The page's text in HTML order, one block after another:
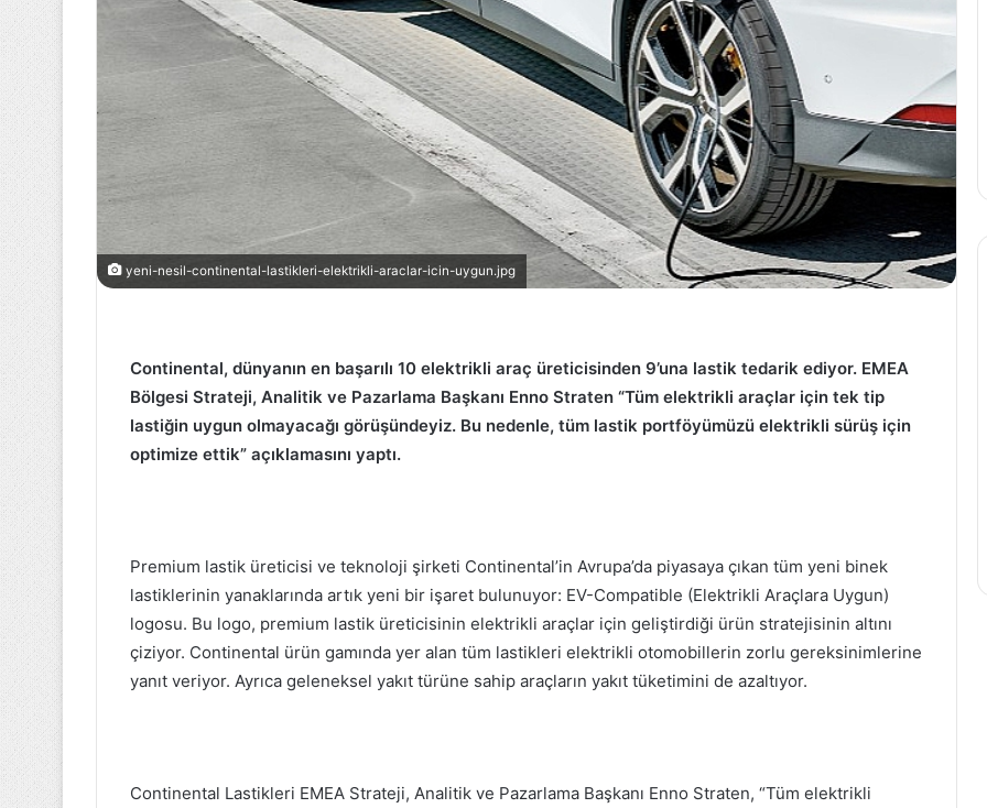
yeni-nesil-continental-lastikleri-elektrikli-araclar-icin-uygun.jpg
Continental, dünyanın en başarılı 10 elektrikli araç üreticisinden 9’una lastik tedarik ediyor. EMEA
Bölgesi Strateji, Analitik ve Pazarlama Başkanı Enno Straten “Tüm elektrikli araçlar için tek tip
lastiğin uygun olmayacağı görüşündeyiz. Bu nedenle, tüm lastik portföyümüzü elektrikli sürüş için
optimize ettik” açıklamasını yaptı.
Premium lastik üreticisi ve teknoloji şirketi Continental’in Avrupa’da piyasaya çıkan tüm yeni binek
lastiklerinin yanaklarında artık yeni bir işaret bulunuyor: EV-Compatible (Elektrikli Araçlara Uygun)
logosu. Bu logo, premium lastik üreticisinin elektrikli araçlar için geliştirdiği ürün stratejisinin altını
çiziyor. Continental ürün gamında yer alan tüm lastikleri elektrikli otomobillerin zorlu gereksinimlerine
yanıt veriyor. Ayrıca geleneksel yakıt türüne sahip araçların yakıt tüketimini de azaltıyor.
Continental Lastikleri EMEA Strateji, Analitik ve Pazarlama Başkanı Enno Straten, “Tüm elektrikli
3 Eylül 2022
91. İzmir Enternasyonal Fuarı ve
Terra Madre Anadolu ziyarete
açıldı
kadınların
voleybol
heyecanına
oldu
23 Aralık 2022
enflasyon
ve
büyüme